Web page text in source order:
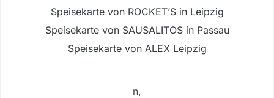
Speisekarte von ROCKET’S in Leipzig
Speisekarte von SAUSALITOS in Passau
Speisekarte von ALEX Leipzig
n,